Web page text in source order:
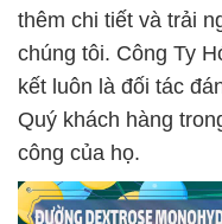
thêm chi tiết và trải
chúng tôi. Công Ty
kết luôn là đối tác
Quý khách hàng
công của họ.